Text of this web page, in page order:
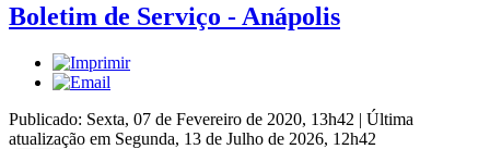
Boletim de Serviço - Anápolis
Publicado: Sexta, 07 de Fevereiro de 2020, 13h42 | Última
atualização em Segunda, 13 de Julho de 2026, 12h42